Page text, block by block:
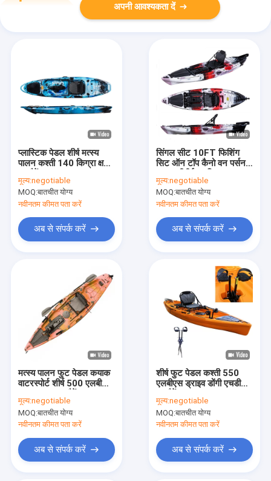
अपनी आवश्यकता दें
प्लास्टिक पेडल शीर्ष मत्स्य
पालन कश्ती 140 किग्रा क्षमता
मूल्य:negotiable
MOQ:बातचीत योग्य
नवीनतम कीमत पता करें
अब से संपर्क करें
सिंगल सीट 10FT फिशिंग
सिट ऑन टॉप कैनो वन पर्सन
मूल्य:negotiable
MOQ:बातचीत योग्य
नवीनतम कीमत पता करें
अब से संपर्क करें
मत्स्य पालन फुट पेडल कयाक
वाटरस्पोर्ट शीर्ष 500 एलबी
मूल्य:negotiable
MOQ:बातचीत योग्य
नवीनतम कीमत पता करें
अब से संपर्क करें
शीर्ष फुट पेडल कश्ती 550
एलबीएस ड्राइव डोंगी एचडीपीई
मूल्य:negotiable
MOQ:बातचीत योग्य
नवीनतम कीमत पता करें
अब से संपर्क करें